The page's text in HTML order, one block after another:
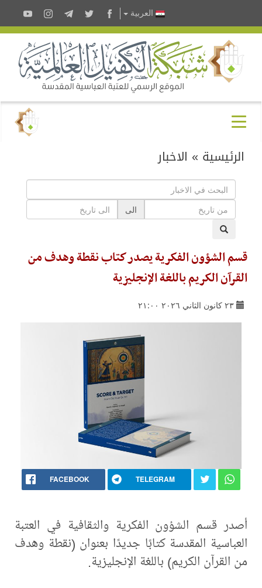
العربية
الرئيسية » الاخبار
الى
قسم الشؤون الفكرية يصدر كتاب نقطة وهدف من
القرآن الكريم باللغة الإنجليزية
٢٣ كانون الثاني ٢٠٢٦ ٢١:٠٠
FACEBOOK TELEGRAM
أصدر قسم الشؤون الفكرية والثقافية في العتبة
العباسية المقدسة كتابًا جديدًا بعنوان (نقطة وهدف
من القرآن الكريم) باللغة الإنجليزية.